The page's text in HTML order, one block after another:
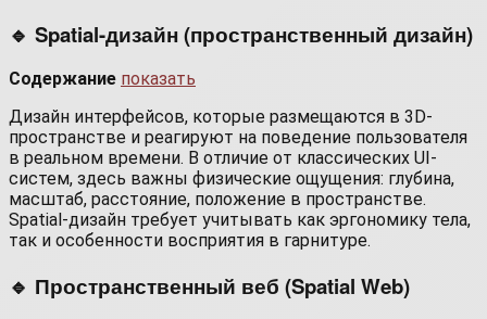
🔹 Spatial-дизайн (пространственный дизайн)
Содержание показать
Дизайн интерфейсов, которые размещаются в 3D-
пространстве и реагируют на поведение пользователя
в реальном времени. В отличие от классических UI-
систем, здесь важны физические ощущения: глубина,
масштаб, расстояние, положение в пространстве.
Spatial-дизайн требует учитывать как эргономику тела,
так и особенности восприятия в гарнитуре.
🔹 Пространственный веб (Spatial Web)